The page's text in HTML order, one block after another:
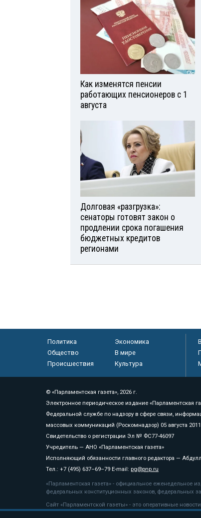
Как изменятся пенсии
работающих пенсионеров с 1
августа
Долговая «разгрузка»:
сенаторы готовят закон о
продлении срока погашения
бюджетных кредитов
регионами
Политика
Экономика
Общество
В мире
Происшествия
Культура
© «Парламентская газета», 2026 г.
Электронное периодическое издание «Парламентская
Федеральной службе по надзору в сфере связи,
массовых коммуникаций (Роскомнадзор) 05 августа
Свидетельство о регистрации Эл № ФС77-46097
Учредитель — АНО «Парламентская газета»
Исполняющий обязанности главного редактора —
Тел.: +7 (495) 637–69–79 E-mail: pg@pnp.ru
«Парламентская газета» - официальное еженедельное
федеральных конституционных законов, федеральных
Сайт «Парламентской газеты» - это оперативные
«Парламентской газеты» активная ссылка на pnp.ru